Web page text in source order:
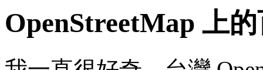
OpenStreetMap 上